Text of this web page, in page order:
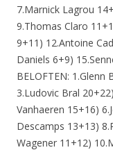
7.Marnick Lagrou
9.Thomas Claro
9+11) 12.Antoine
Daniels 6+9)
BELOFTEN: 1.Glenn
3.Ludovic Bral
Vanhaeren 15+16)
Descamps 13+13)
Wagener 11+12)